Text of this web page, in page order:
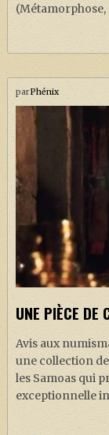
parPhénix
UNE PIÈCE DE
Avis aux
une collection
les Samoas qui
exceptionnelle